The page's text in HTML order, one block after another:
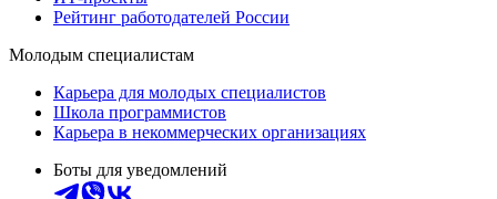
Рейтинг работодателей России
Молодым специалистам
Карьера для молодых специалистов
Школа программистов
Карьера в некоммерческих организациях
Боты для уведомлений